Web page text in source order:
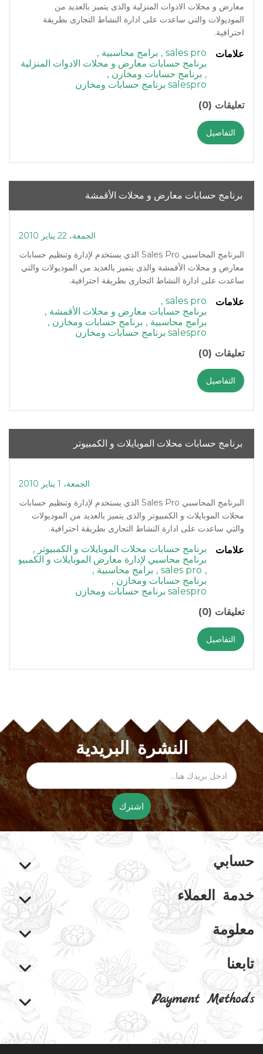
معارض و محلات الادوات المنزلية والذى يتميز بالعديد من
الموديولات والتي ساعدت على ادارة النشاط التجارى بطريقة
احترافية.
علامات sales pro
, برامج محاسبية ,
برنامج حسابات معارض و محلات الادوات المنزلية
, برنامج حسابات ومخازن ,
salespro برنامج حسابات ومخازن
تعليقات (0)
التفاصيل
برنامج حسابات معارض و محلات الأقمشة
الجمعة، 22 يناير 2010
البرنامج المحاسبي Sales Pro الذي يستخدم لإدارة وتنظيم حسابات
معارض و محلات الأقمشة والذى يتميز بالعديد من الموديولات والتي
ساعدت على ادارة النشاط التجارى بطريقة احترافية.
علامات sales pro
,
برنامج حسابات معارض و محلات الأقمشة ,
برامج محاسبية , برنامج حسابات ومخازن ,
salespro برنامج حسابات ومخازن
تعليقات (0)
التفاصيل
برنامج حسابات محلات الموبايلات و الكمبيوتر
الجمعة، 1 يناير 2010
البرنامج المحاسبي Sales Pro الذي يستخدم لإدارة وتنظيم حسابات
محلات الموبايلات و الكمبيوتر والذى يتميز بالعديد من الموديولات
والتي ساعدت على ادارة النشاط التجارى بطريقة احترافية.
علامات برنامج حسابات محلات الموبايلات و الكمبيوتر ,
برنامج محاسبي لإدارة معارض الموبايلات و الكمبيوتر
,
sales pro
, برامج محاسبية ,
برنامج حسابات ومخازن ,
salespro برنامج حسابات ومخازن
تعليقات (0)
التفاصيل
النشرة البريدية
اشترك
حسابي
خدمة العملاء
معلومة
تابعنا
Payment Methods